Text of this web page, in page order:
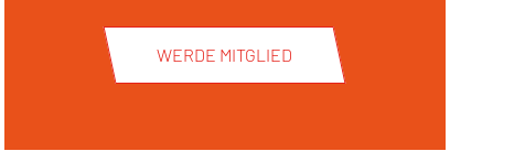
WERDE MITGLIED